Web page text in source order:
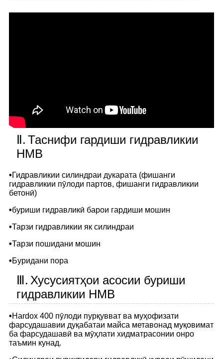
Ⅱ. Таснифи гардиши гидравликии
HMB
•Гидравликии силиндраи дукарата (фишанги
гидравликии пӯлоди партов, фишанги гидравликии
бетонӣ)
•буриши гидравликӣ барои гардиши мошин
•Тарзи гидравликии як силиндраи
•Тарзи пошидани мошин
•Буридани пора
Ⅲ. Хусусиятҳои асосии буриши
гидравликии HMB
•Hardox 400 пӯлоди пурқувват ва муҳофизати
фарсудашавии дуқабатаи майса метавонад муқовимат
ба фарсудашавӣ ва мӯҳлати хидматрасонии онро
таъмин кунад.